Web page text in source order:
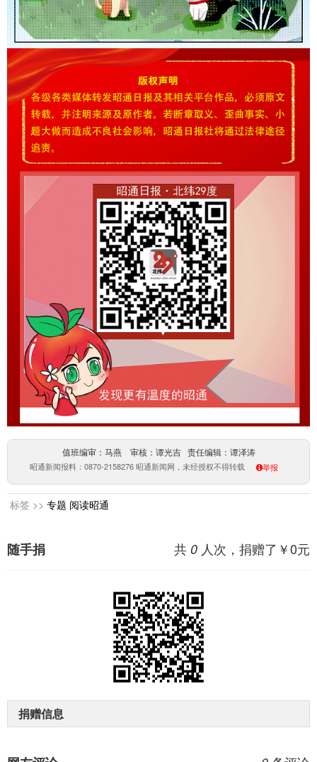
值班编审：马燕 审核：谭光吉 责任编辑：谭泽涛
昭通新闻报料：0870-2158276 昭通新闻网，未经授权不得转载 举报
标签 >> 专题 阅读昭通
共 0 人次，捐赠了￥0元
随手捐
捐赠信息